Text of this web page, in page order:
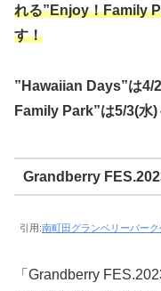
れる”Enjoy！Family
す！
”Hawaiian Days”は4/
Family Park”は5/3(水)
Grandberry
引用:南町田グランベリーパーク
「Grandberry